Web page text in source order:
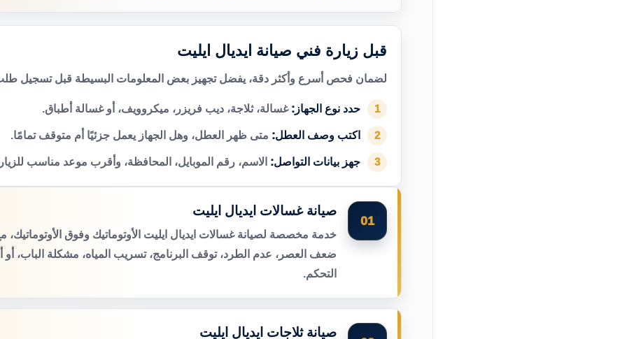
قبل زيارة فني صيانة ايديال ايليت
لضمان فحص أسرع وأكثر دقة، يفضل تجهيز بعض المعلومات البسيطة قبل تسجيل
1 حدد نوع الجهاز: غسالة، ثلاجة، ديب فريزر، ميكروويف، أو غسالة أطباق.
2 اكتب وصف العطل: متى ظهر العطل، وهل الجهاز يعمل جزئيًا أم متوقف تمامًا.
3 جهز بيانات التواصل: الاسم، رقم الموبايل، المحافظة، وأقرب موعد مناسب
01
صيانة غسالات ايديال ايليت
خدمة مخصصة لصيانة غسالات ايديال ايليت الأوتوماتيك وفوق
ضعف العصر، عدم الطرد، توقف البرنامج، تسريب المياه، مشكلة الباب،
التحكم.
صيانة ثلاجات ايديال ايليت